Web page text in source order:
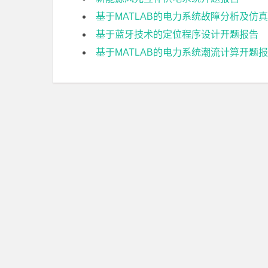
基于MATLAB的电力系统故障分析及仿
基于蓝牙技术的定位程序设计开题报告
基于MATLAB的电力系统潮流计算开题